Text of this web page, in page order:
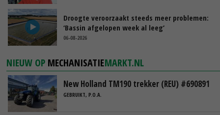
Droogte veroorzaakt steeds meer problemen:
‘Bassin afgelopen week al leeg’
06-08-2026
NIEUW OP MECHANISATIEMARKT.NL
New Holland TM190 trekker (REU) #690891
GEBRUIKT, P.O.A.